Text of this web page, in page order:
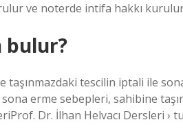
ve noterde intifa hakkı
bulur?
tescilin iptali ile
erme sebepleri, sahibine
Dr. İlhan Helvacı Dersleri